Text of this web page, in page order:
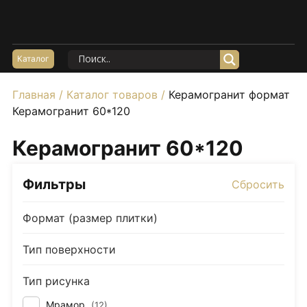
Каталог
Главная / Каталог товаров / Керамогранит формат
Керамогранит 60*120
Керамогранит 60*120
Фильтры Сбросить
Формат (размер плитки)
Тип поверхности
Тип рисунка
Керамогранит Матовый
Керамогранит Карвинг
Керамогранит Утолщенный
60*60
60*120
100*100
Керамогранит под Мрамор
Керамогранит под Бетон